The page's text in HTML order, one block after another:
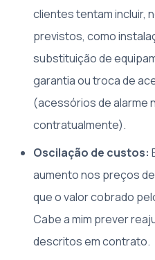
clientes tentam incluir,
previstos, como
substituição de
garantia ou troca de
(acessórios de alarme
contratualmente).
Oscilação de custos:
aumento nos preços
que o valor cobrado
Cabe a mim prever
descritos em contrato.